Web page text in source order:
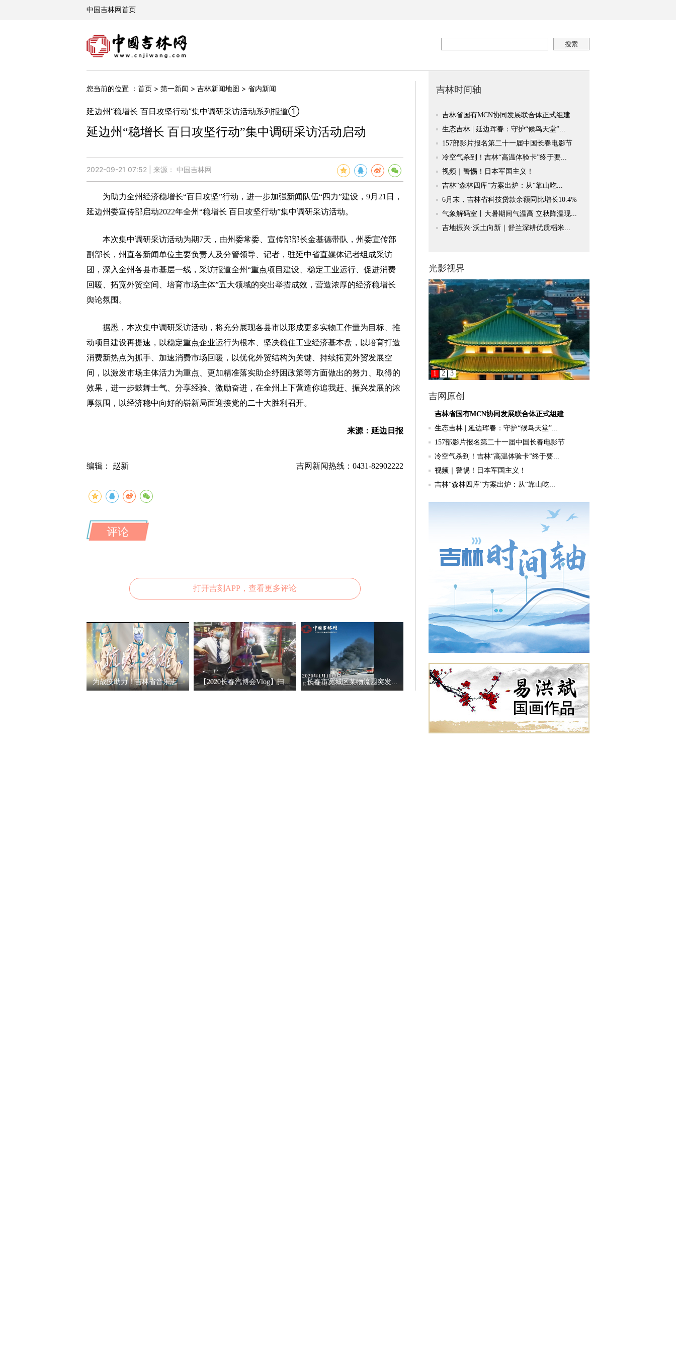
您当前的位置 ： 首页 > 第一新闻 > 吉林新闻地图 > 省内新闻
延边州“稳增长 百日攻坚行动”集中调研采访活动系列报道①
延边州“稳增长 百日攻坚行动”集中调研采访活动启动
2022-09-21 07:52 | 来源： 中国吉林网
为助力全州经济稳增长“百日攻坚”行动，进一步加强新闻队伍“四力”建设，9月21日，
延边州委宣传部启动2022年全州“稳增长 百日攻坚行动”集中调研采访活动。
本次集中调研采访活动为期7天，由州委常委、宣传部部长金基德带队，州委宣传部
副部长，州直各新闻单位主要负责人及分管领导、记者，驻延中省直媒体记者组成采访
团，深入全州各县市基层一线，采访报道全州“重点项目建设、稳定工业运行、促进消费
回暖、拓宽外贸空间、培育市场主体”五大领域的突出举措成效，营造浓厚的经济稳增长
舆论氛围。
据悉，本次集中调研采访活动，将充分展现各县市以形成更多实物工作量为目标、推
动项目建设再提速，以稳定重点企业运行为根本、坚决稳住工业经济基本盘，以培育打造
消费新热点为抓手、加速消费市场回暖，以优化外贸结构为关键、持续拓宽外贸发展空
间，以激发市场主体活力为重点、更加精准落实助企纾困政策等方面做出的努力、取得的
效果，进一步鼓舞士气、分享经验、激励奋进，在全州上下营造你追我赶、振兴发展的浓
厚氛围，以经济稳中向好的崭新局面迎接党的二十大胜利召开。
来源：延边日报
编辑： 赵新 吉网新闻热线：0431-82902222
评论
打开吉刻APP，查看更多评论